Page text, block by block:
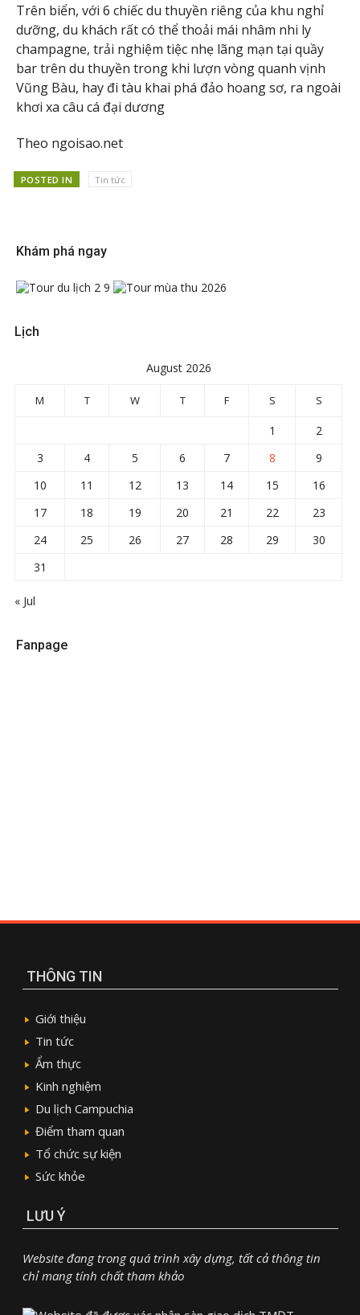
Trên biển, với 6 chiếc du thuyền riêng của khu nghỉ
dưỡng, du khách rất có thể thoải mái nhâm nhi ly
champagne, trải nghiệm tiệc nhẹ lãng mạn tại quầy
bar trên du thuyền trong khi lượn vòng quanh vịnh
Vũng Bàu, hay đi tàu khai phá đảo hoang sơ, ra ngoài
khơi xa câu cá đại dương
Theo ngoisao.net
POSTED IN Tin tức
Khám phá ngay
Lịch
August 2026
M T W T F S S
1
2
3
4 5 6 7 8
9
10
11 12 13 14 15
16
17
18 19 20 21 22
23
24
25 26 27 28 29
30
31
« Jul
Fanpage
THÔNG TIN
Giới thiệu
Tin tức
Ẩm thực
Kinh nghiệm
Du lịch Campuchia
Điểm tham quan
Tổ chức sự kiện
Sức khỏe
LƯU Ý
Website đang trong quá trình xây dựng, tất cả thông tin
chỉ mang tính chất tham khảo